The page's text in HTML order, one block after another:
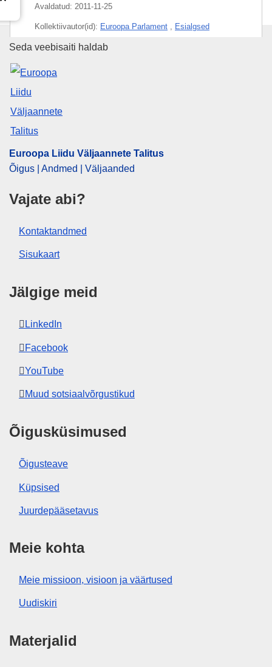
Avaldatud: 2011-11-25
Kollektiivautor(id): Euroopa Parlament
Esialgsed
Euroopa Liidu Väljaannete
Seda veebisaiti haldab
Euroopa Liidu Väljaannete Talitus
Õigus | Andmed | Väljaanded
Vajate abi?
Kontaktandmed
Sisukaart
Jälgige meid
LinkedIn
Facebook
YouTube
Muud sotsiaalvõrgustikud
Õigusküsimused
Õigusteave
Küpsised
Juurdepääsetavus
Meie kohta
Meie missioon, visioon ja väärtused
Uudiskiri
Materjalid